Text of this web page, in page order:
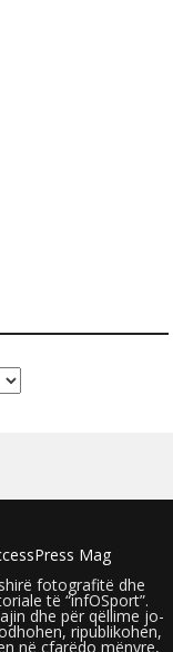
Mag
fotografitë dhe
të “infOSport”.
dhe për qëllime jo-
ripublikohen,
në çfarëdo mënyre,